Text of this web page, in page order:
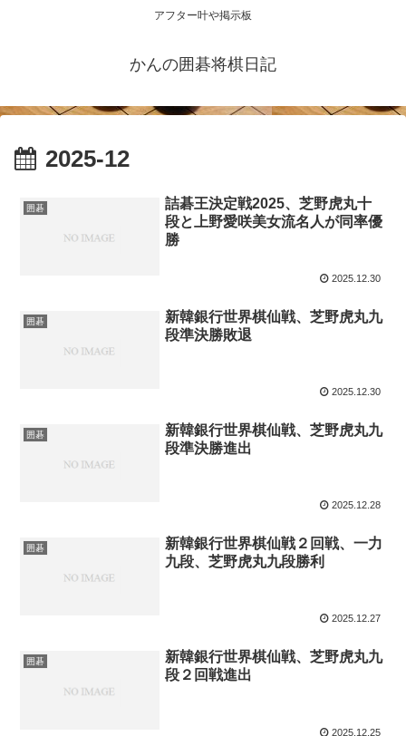
アフター叶や掲示板
かんの囲碁将棋日記
2025-12
囲碁
詰碁王決定戦2025、芝野虎丸十
段と上野愛咲美女流名人が同率優
勝
2025.12.30
囲碁
新韓銀行世界棋仙戦、芝野虎丸九
段準決勝敗退
2025.12.30
囲碁
新韓銀行世界棋仙戦、芝野虎丸九
段準決勝進出
2025.12.28
囲碁
新韓銀行世界棋仙戦２回戦、一力
九段、芝野虎丸九段勝利
2025.12.27
囲碁
新韓銀行世界棋仙戦、芝野虎丸九
段２回戦進出
2025.12.25